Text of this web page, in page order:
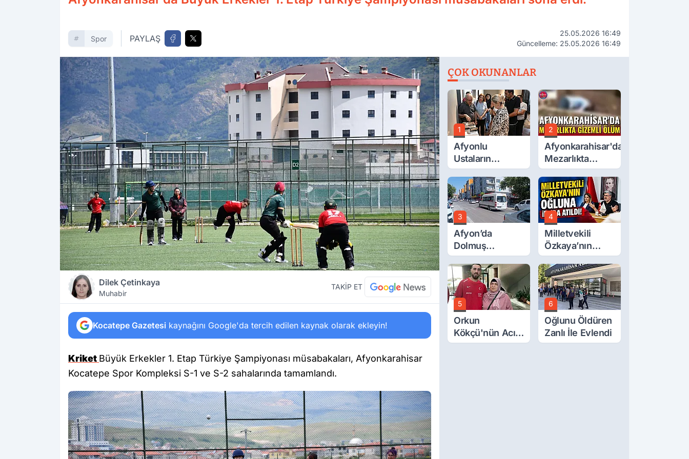
Spor PAYLAŞ
25.05.2026 16:49
Güncelleme: 25.05.2026 16:49
Dilek Çetinkaya
Muhabir
TAKİP ET
Kocatepe Gazetesi kaynağını Google'da tercih edilen kaynak olarak ekleyin!
Kriket Büyük Erkekler 1. Etap Türkiye Şampiyonası müsabakaları, Afyonkarahisar
Kocatepe Spor Kompleksi S-1 ve S-2 sahalarında tamamlandı.
ÇOK OKUNANLAR
1
Afyonlu
Ustaların
Eserleri
Görücüye Çıktı
2
Afyonkarahisar'da
Mezarlıkta
Gizemli Ölüm
3
Afyon’da
Dolmuş
Ücretlerine
Yüzde 40 Zam
Talebi
4
Milletvekili
Özkaya’nın
Oğluna İftira
Atıldı
5
Orkun
Kökçü'nün Acı
Günü... Cenaze
6
Oğlunu Öldüren
Zanlı İle Evlendi